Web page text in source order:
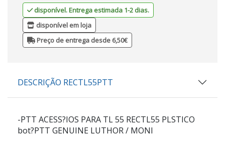
disponível. Entrega estimada 1-2 dias.
disponível em loja
Preço de entrega desde 6,50€
DESCRIÇÃO RECTL55PTT
-PTT ACESS?IOS PARA TL 55 RECTL55 PLSTICO
bot?PTT GENUINE LUTHOR / MONI